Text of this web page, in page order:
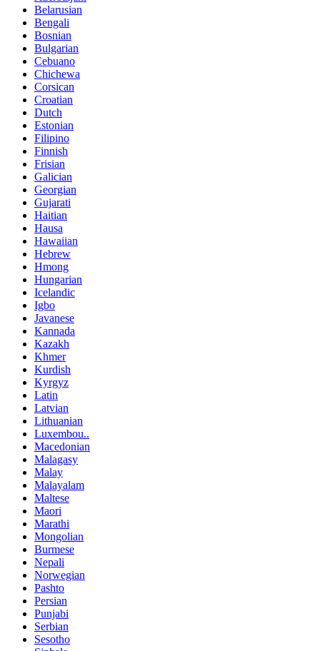
Belarusian
Bengali
Bosnian
Bulgarian
Cebuano
Chichewa
Corsican
Croatian
Dutch
Estonian
Filipino
Finnish
Frisian
Galician
Georgian
Gujarati
Haitian
Hausa
Hawaiian
Hebrew
Hmong
Hungarian
Icelandic
Igbo
Javanese
Kannada
Kazakh
Khmer
Kurdish
Kyrgyz
Latin
Latvian
Lithuanian
Luxembou..
Macedonian
Malagasy
Malay
Malayalam
Maltese
Maori
Marathi
Mongolian
Burmese
Nepali
Norwegian
Pashto
Persian
Punjabi
Serbian
Sesotho